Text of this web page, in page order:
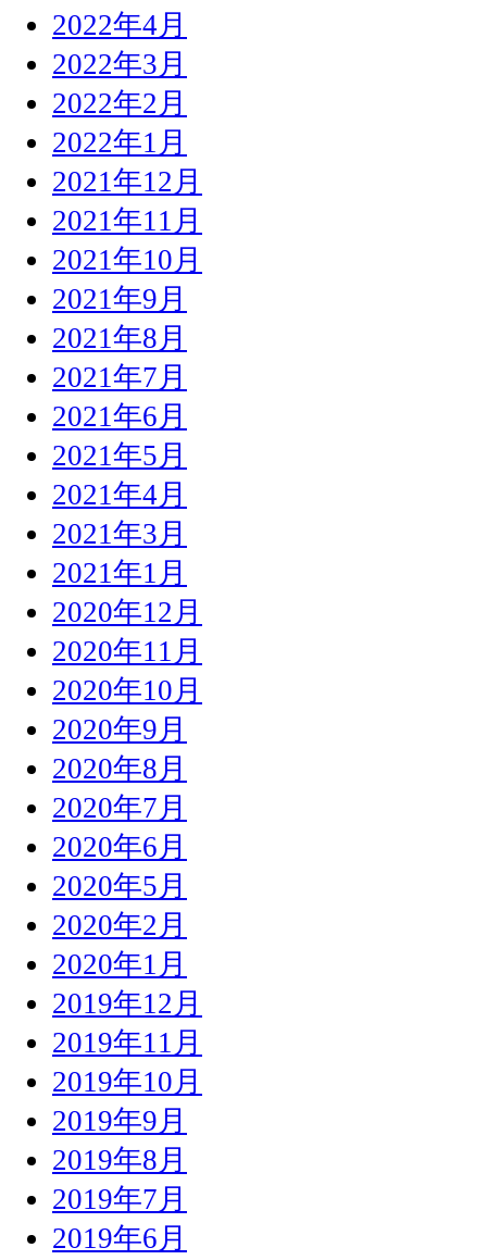
2022年4月
2022年3月
2022年2月
2022年1月
2021年12月
2021年11月
2021年10月
2021年9月
2021年8月
2021年7月
2021年6月
2021年5月
2021年4月
2021年3月
2021年1月
2020年12月
2020年11月
2020年10月
2020年9月
2020年8月
2020年7月
2020年6月
2020年5月
2020年2月
2020年1月
2019年12月
2019年11月
2019年10月
2019年9月
2019年8月
2019年7月
2019年6月